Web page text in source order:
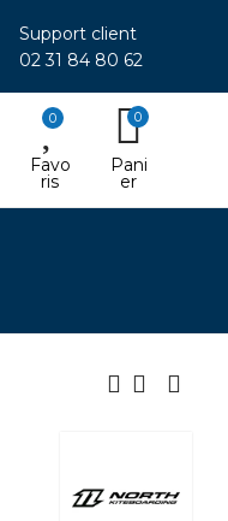
Support client
02 31 84 80 62
0
Favo
ris
0
Pani
er